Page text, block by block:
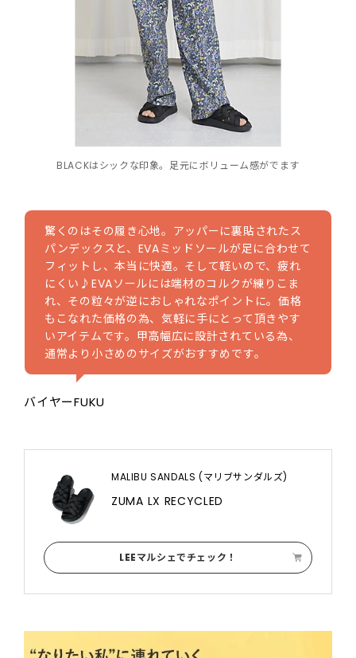
BLACKはシックな印象。足元にボリューム感がでます
驚くのはその履き心地。アッパーに裏貼されたス
パンデックスと、EVAミッドソールが足に合わせて
フィットし、本当に快適。そして軽いので、疲れ
にくい♪EVAソールには端材のコルクが練りこま
れ、その粒々が逆におしゃれなポイントに。価格
もこなれた価格の為、気軽に手にとって頂きやす
いアイテムです。甲高幅広に設計されている為、
通常より小さめのサイズがおすすめです。
バイヤーFUKU
MALIBU SANDALS (マリブサンダルズ)
ZUMA LX RECYCLED
LEEマルシェでチェック！